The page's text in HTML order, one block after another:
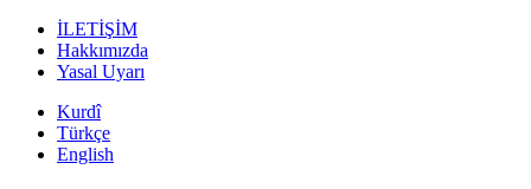
İLETİŞİM
Hakkımızda
Yasal Uyarı
Kurdî
Türkçe
English